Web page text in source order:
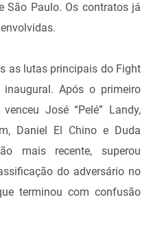
São Paulo. Os contratos já
as lutas principais do Fight
Após o primeiro
José “Pelé” Landy,
Daniel El Chino e Duda
mais recente, superou
do adversário no
terminou com confusão